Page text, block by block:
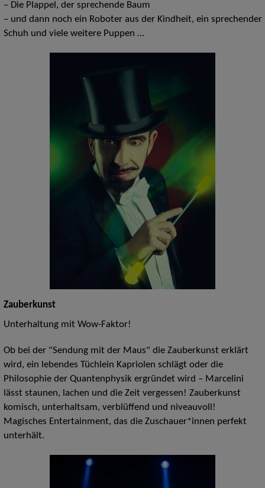
– Die Plappel, der sprechende Baum
– und dann noch ein Roboter aus der Kindheit, ein sprechender
Schuh und viele weitere Puppen …
Zauberkunst
Unterhaltung mit Wow-Faktor!
Ob bei der "Sendung mit der Maus" die Zauberkunst erklärt
wird, ein lebendes Tüchlein Kapriolen schlägt oder die
Philosophie der Quantenphysik ergründet wird – Marcelini
lässt staunen, lachen und die Zeit vergessen! Zauberkunst
komisch, unterhaltsam, verblüffend und niveauvoll!
Magisches Entertainment, das die Zuschauer*innen perfekt
unterhält.